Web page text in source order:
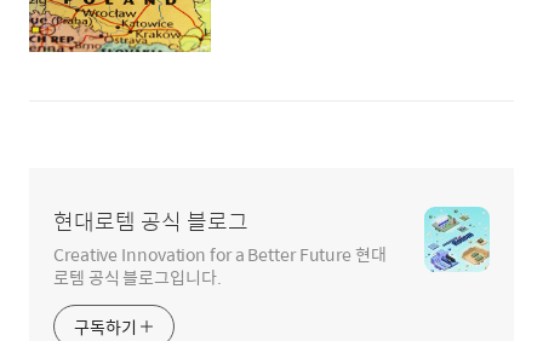
현대로템 공식 블로그
Creative Innovation for a Better Future 현대
로템 공식 블로그입니다.
구독하기